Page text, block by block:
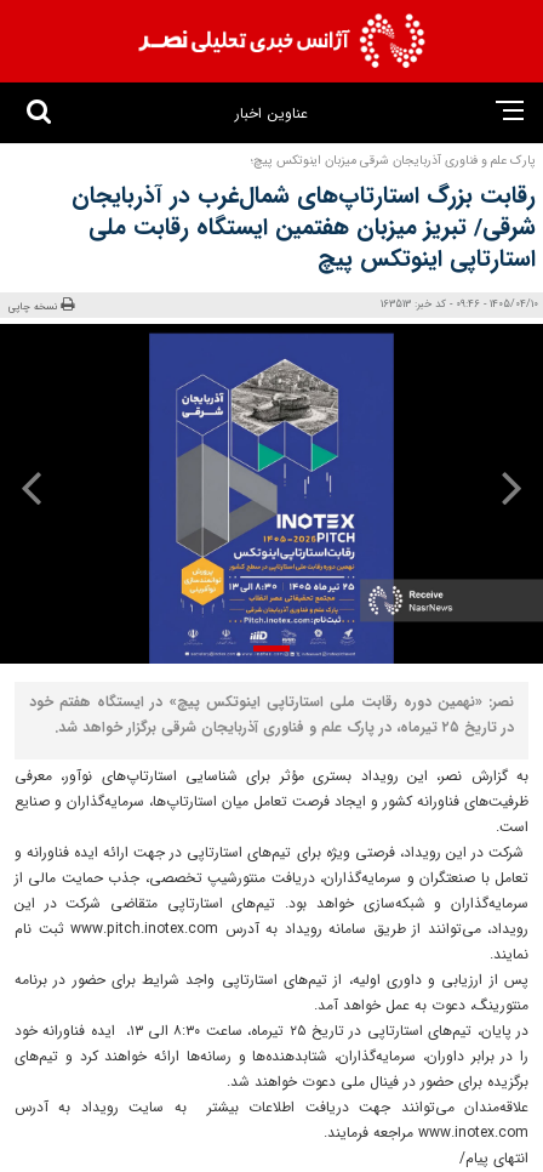
عناوین اخبار
پارک علم و فناوری آذربایجان شرقی میزبان اینوتکس پیچ؛
رقابت بزرگ استارتاپ‌های شمال‌غرب در آذربایجان
شرقی/ تبریز میزبان هفتمین ایستگاه رقابت ملی
استارتاپی اینوتکس پیچ
1405/04/10 - 09:46 - کد خبر: 163513 نسخه چاپی
نصر: «نهمین دوره رقابت ملی استارتاپی اینوتکس پیچ» در ایستگاه هفتم خود
در تاریخ ۲۵ تیرماه، در پارک علم و فناوری آذربایجان شرقی برگزار خواهد شد.
به گزارش نصر، این رویداد بستری مؤثر برای شناسایی استارتاپ‌های نوآور، معرفی
ظرفیت‌های فناورانه کشور و ایجاد فرصت تعامل میان استارتاپ‌ها، سرمایه‌گذاران و صنایع
است.
شرکت در این رویداد، فرصتی ویژه برای تیم‌های استارتاپی در جهت ارائه ایده فناورانه و
تعامل با صنعتگران و سرمایه‌گذاران، دریافت منتورشیپ تخصصی، جذب حمایت مالی از
سرمایه‌گذاران و شبکه‌سازی خواهد بود. تیم‌های استارتاپی متقاضی شرکت در این
رویداد، می‌توانند از طریق سامانه رویداد به آدرس www.pitch.inotex.com ثبت نام
نمایند.
پس از ارزیابی و داوری اولیه، از تیم‌های استارتاپی واجد شرایط برای حضور در برنامه
منتورینگ، دعوت به عمل خواهد آمد.
در پایان، تیم‌های استارتاپی در تاریخ ۲۵ تیرماه، ساعت ۸:۳۰ الی ۱۳، ایده فناورانه خود
را در برابر داوران، سرمایه‌گذاران، شتابدهنده‌ها و رسانه‌ها ارائه خواهند کرد و تیم‌های
برگزیده برای حضور در فینال ملی دعوت خواهند شد.
علاقه‌مندان می‌توانند جهت دریافت اطلاعات بیشتر به سایت رویداد به آدرس
www.inotex.com مراجعه فرمایند.
انتهای پیام/